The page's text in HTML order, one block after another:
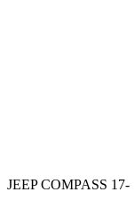
JEEP COMPASS 17-